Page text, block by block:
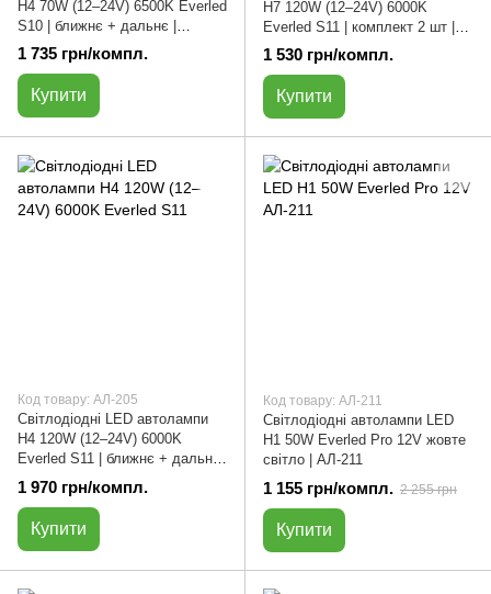
H4 70W (12–24V) 6500K Everled
S10 | ближнє + дальнє |
комплект 2 шт | АЛ-207
1 735 грн/компл.
Купити
H7 120W (12–24V) 6000K
Everled S11 | комплект 2 шт |
АЛ-206
1 530 грн/компл.
Купити
Код товару: АЛ-205
Світлодіодні LED автолампи
H4 120W (12–24V) 6000K
Everled S11 | ближнє + дальнє
| комплект 2 шт | АЛ-205
1 970 грн/компл.
Купити
Код товару: АЛ-211
Світлодіодні автолампи LED
H1 50W Everled Pro 12V жовте
світло | АЛ-211
1 155 грн/компл. 2 255 грн
Купити